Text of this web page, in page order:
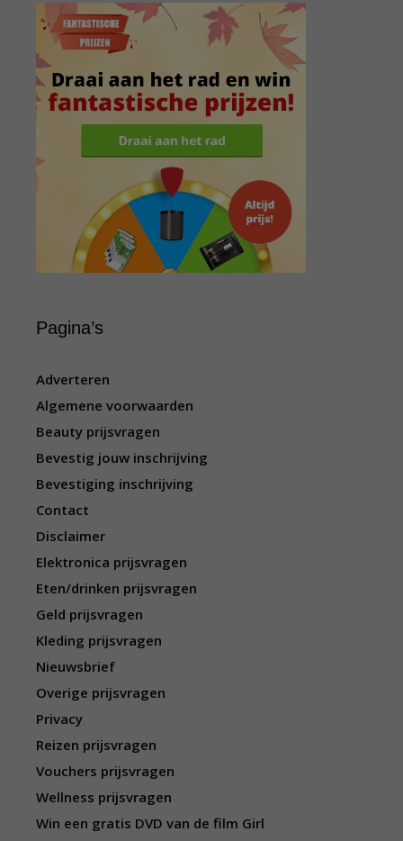
Pagina’s
Adverteren
Algemene voorwaarden
Beauty prijsvragen
Bevestig jouw inschrijving
Bevestiging inschrijving
Contact
Disclaimer
Elektronica prijsvragen
Eten/drinken prijsvragen
Geld prijsvragen
Kleding prijsvragen
Nieuwsbrief
Overige prijsvragen
Privacy
Reizen prijsvragen
Vouchers prijsvragen
Wellness prijsvragen
Win een gratis DVD van de film Girl